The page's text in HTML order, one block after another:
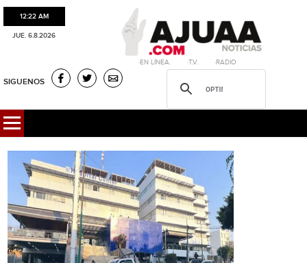
12:22 AM
JUE. 6.8.2026
·EN LÍNEA. ·T.V. ·RADIO
SIGUENOS